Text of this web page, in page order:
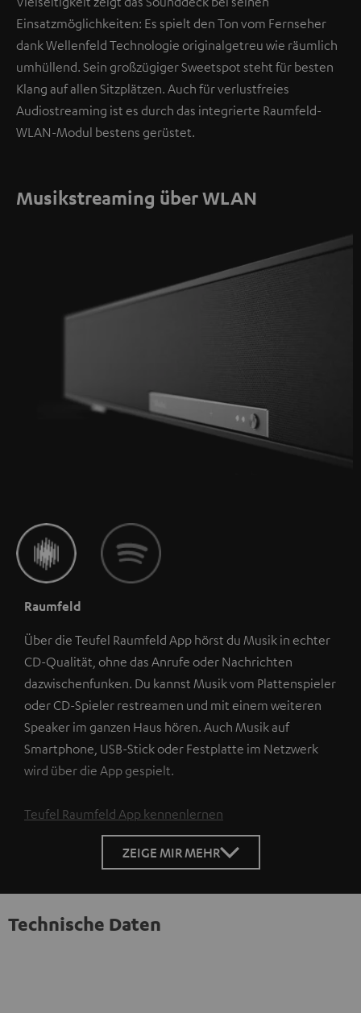
Einsatzmöglichkeiten: Es spielt den Ton vom Fernseher
dank Wellenfeld Technologie originalgetreu wie räumlich
umhüllend. Sein großzügiger Sweetspot steht für besten
Klang auf allen Sitzplätzen. Auch für verlustfreies
Audiostreaming ist es durch das integrierte Raumfeld-
WLAN-Modul bestens gerüstet.
Musikstreaming über WLAN
Raumfeld
Über die Teufel Raumfeld App hörst du Musik in echter
CD-Qualität, ohne das Anrufe oder Nachrichten
dazwischenfunken. Du kannst Musik vom Plattenspieler
oder CD-Spieler restreamen und mit einem weiteren
Speaker im ganzen Haus hören. Auch Musik auf
Smartphone, USB-Stick oder Festplatte im Netzwerk
wird über die App gespielt.
Teufel Raumfeld App kennenlernen
ZEIGE MIR MEHR
Technische Daten